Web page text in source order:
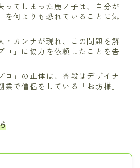
ってしまった鹿ノ子は、自分が
を何よりも恐れていることに気
・カンナが現れ、この問題を解
ロ」に協力を依頼したことを告
ロ」の正体は、普段はデザイナ
業で僧侶をしている「お坊様」